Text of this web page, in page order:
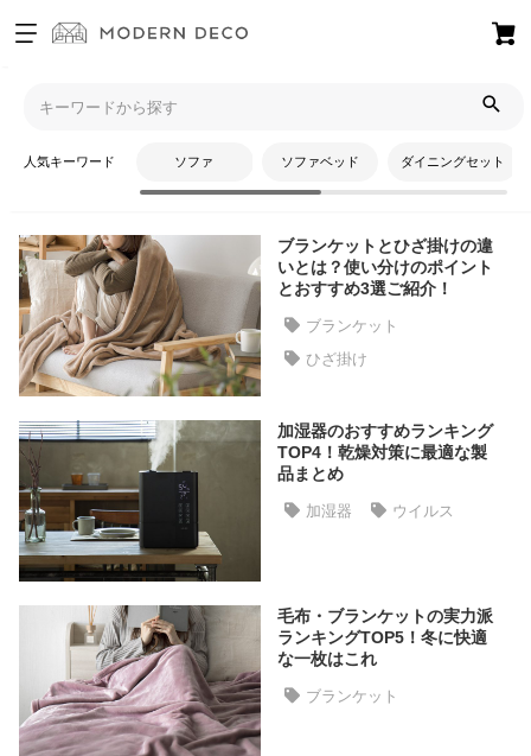
り
テ
ム
最
近
ェ
ッ
ク
し
た
ア
イ
人気キーワード ソファ ソファベッド ダイニングセット
モダンデコTOP コラム
季節・イベントアイテム
ブランケットとひざ掛けの違
いとは？使い分けのポイント
とおすすめ3選ご紹介！
ブランケット
ひざ掛け
加湿器のおすすめランキング
TOP4！乾燥対策に最適な製
品まとめ
加湿器 ウイルス
毛布・ブランケットの実力派
ランキングTOP5！冬に快適
な一枚はこれ
ブランケット